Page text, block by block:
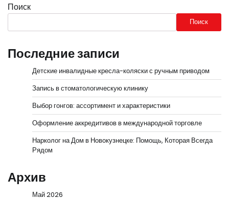
Поиск
Поиск
Последние записи
Детские инвалидные кресла-коляски с ручным приводом
Запись в стоматологическую клинику
Выбор гонгов: ассортимент и характеристики
Оформление аккредитивов в международной торговле
Нарколог на Дом в Новокузнецке: Помощь, Которая Всегда
Рядом
Архив
Май 2026